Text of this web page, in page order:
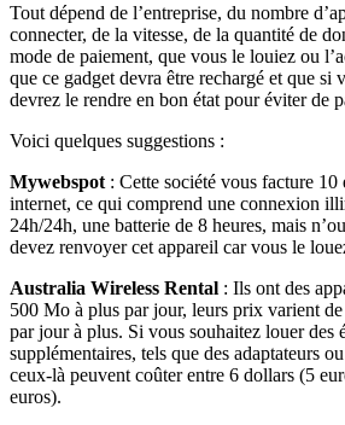
Tout dépend de l’entreprise, du nombre
connecter, de la vitesse, de la quantité de
mode de paiement, que vous le louiez ou
que ce gadget devra être rechargé et que si
devrez le rendre en bon état pour éviter de
Voici quelques suggestions :
Mywebspot : Cette société vous facture
internet, ce qui comprend une connexion
24h/24h, une batterie de 8 heures, mais
devez renvoyer cet appareil car vous le
Australia Wireless Rental : Ils ont des
500 Mo à plus par jour, leurs prix varient
par jour à plus. Si vous souhaitez louer des
supplémentaires, tels que des adaptateurs
ceux-là peuvent coûter entre 6 dollars (5
euros).